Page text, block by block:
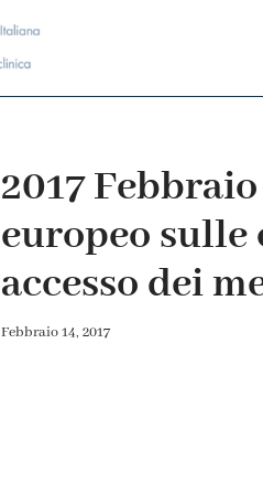
2017
europeo
accesso dei
Febbraio 14, 2017